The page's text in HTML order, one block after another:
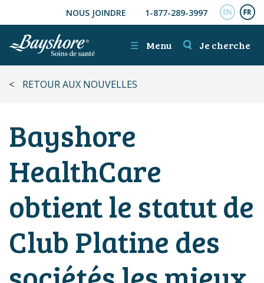
ALLER AU CONTENU PRINCIPAL
NOUS JOINDRE 1-877-289-3997
☰ Menu Je cherche
< RETOUR AUX NOUVELLES
Bayshore
HealthCare
obtient le statut de
Club Platine des